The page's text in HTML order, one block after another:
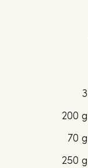
3
200 g
70 g
250 g